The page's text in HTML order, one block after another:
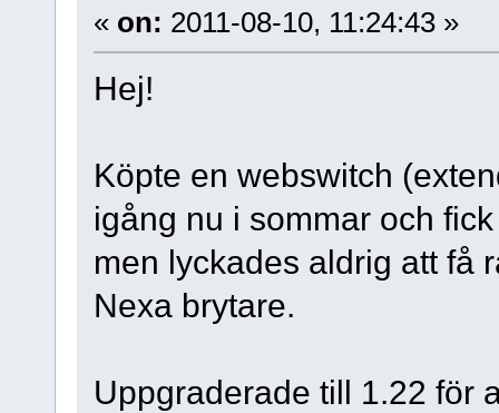
« on: 2011-08-10, 11:24:43 »
Hej!
Köpte en webswitch
igång nu i sommar och
men lyckades aldrig att få
Nexa brytare.
Uppgraderade till 1.22 för